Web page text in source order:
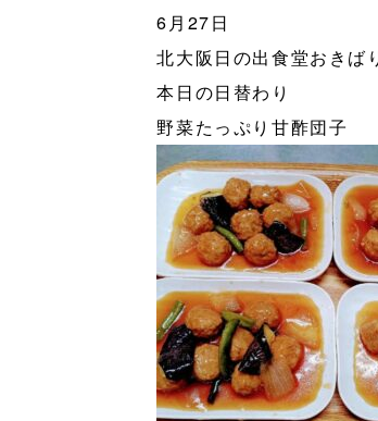
6月27日
北大阪日の出食堂おきば
本日の日替わり
野菜たっぷり甘酢団子